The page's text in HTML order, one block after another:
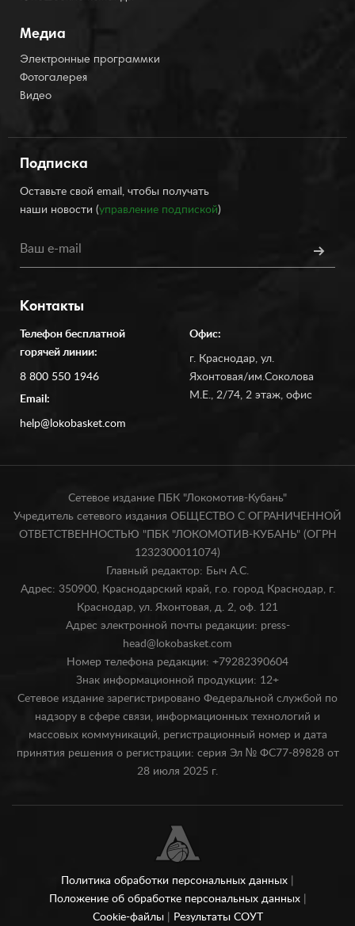
Медиа
Электронные программки
Фотогалерея
Видео
Подписка
Оставьте свой email, чтобы получать
наши новости (управление подпиской)
Контакты
Телефон бесплатной
горячей линии:
8 800 550 1946
Email:
help@lokobasket.com
Офис:
г. Краснодар, ул.
Яхонтовая/им.Соколова
М.Е., 2/74, 2 этаж, офис
Сетевое издание ПБК "Локомотив-Кубань"
Учредитель сетевого издания ОБЩЕСТВО С ОГРАНИЧЕННОЙ
ОТВЕТСТВЕННОСТЬЮ "ПБК "ЛОКОМОТИВ-КУБАНЬ" (ОГРН
1232300011074)
Главный редактор: Быч А.С.
Адрес: 350900, Краснодарский край, г.о. город Краснодар, г.
Краснодар, ул. Яхонтовая, д. 2, оф. 121
Адрес электронной почты редакции: press-
head@lokobasket.com
Номер телефона редакции: +79282390604
Знак информационной продукции: 12+
Сетевое издание зарегистрировано Федеральной службой по
надзору в сфере связи, информационных технологий и
массовых коммуникаций, регистрационный номер и дата
принятия решения о регистрации: серия Эл № ФС77-89828 от
28 июля 2025 г.
Политика обработки персональных данных
Положение об обработке персональных данных
Cookie-файлы
Результаты СОУТ